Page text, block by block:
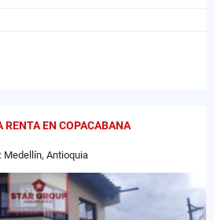
RENTA EN COPACABANA
Medellín, Antioquia